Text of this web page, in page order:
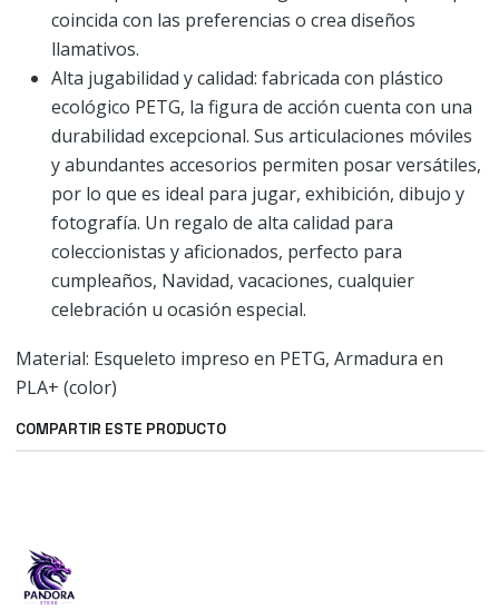
coincida con las preferencias o crea diseños
llamativos.
Alta jugabilidad y calidad: fabricada con plástico
ecológico PETG, la figura de acción cuenta con una
durabilidad excepcional. Sus articulaciones móviles
y abundantes accesorios permiten posar versátiles,
por lo que es ideal para jugar, exhibición, dibujo y
fotografía. Un regalo de alta calidad para
coleccionistas y aficionados, perfecto para
cumpleaños, Navidad, vacaciones, cualquier
celebración u ocasión especial.
Material: Esqueleto impreso en PETG, Armadura en
PLA+ (color)
COMPARTIR ESTE PRODUCTO